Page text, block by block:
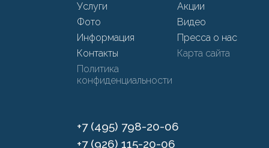
Услуги
Акции
Фото
Видео
Информация
Пресса о нас
Контакты
Карта сайта
Политика
конфиденциальности
+7 (495) 798-20-06
+7 (926) 115-20-06